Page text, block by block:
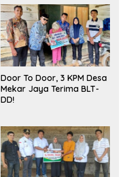
Door To Door, 3 KPM Desa
Mekar Jaya Terima BLT-
DD!